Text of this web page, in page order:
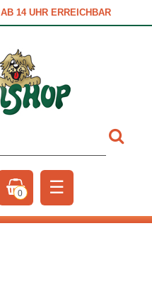
AB 14 UHR ERREICHBAR
0 ☰